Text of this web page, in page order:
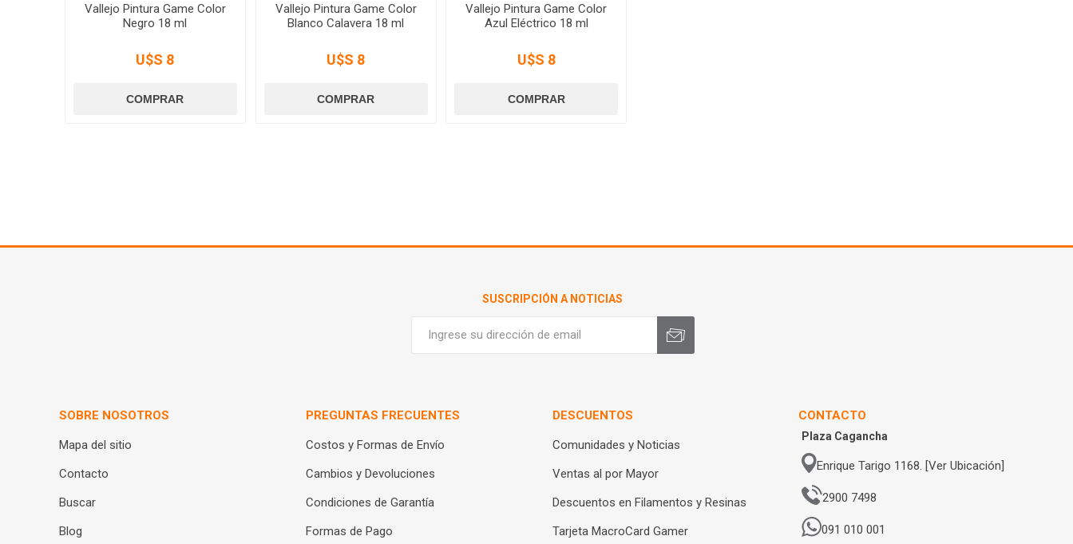
Vallejo Pintura Game Color
Negro 18 ml
U$S 8
Vallejo Pintura Game Color
Blanco Calavera 18 ml
U$S 8
Vallejo Pintura Game Color
Azul Eléctrico 18 ml
U$S 8
SUSCRIPCIÓN A NOTICIAS
SOBRE NOSOTROS
Mapa del sitio
Contacto
Buscar
Blog
PREGUNTAS FRECUENTES
Costos y Formas de Envío
Cambios y Devoluciones
Condiciones de Garantía
Formas de Pago
DESCUENTOS
Comunidades y Noticias
Ventas al por Mayor
Descuentos en Filamentos y Resinas
Tarjeta MacroCard Gamer
CONTACTO
Plaza Cagancha
Enrique Tarigo 1168. [Ver Ubicación]
2900 7498
091 010 001